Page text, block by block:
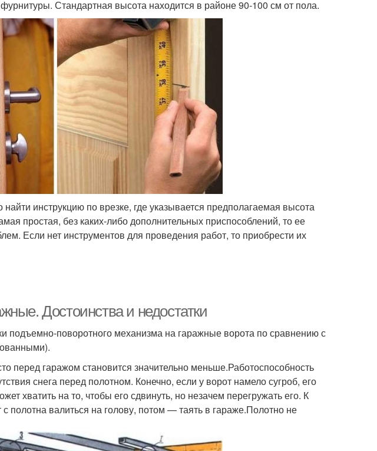
Стандартная высота находится в районе 90-100 см от пола.
инструкцию по врезке, где указывается предполагаемая высота
простая, без каких-либо дополнительных приспособлений, то ее
Если нет инструментов для проведения работ, то приобрести их
Достоинства и недостатки
подъемно-поворотного механизма на гаражные ворота по сравнению с
перед гаражом становится значительно меньше.Работоспособность
снега перед полотном. Конечно, если у ворот намело сугроб, его
хватить на то, чтобы его сдвинуть, но незачем перегружать его. К
полотна валиться на голову, потом — таять в гараже.Полотно не